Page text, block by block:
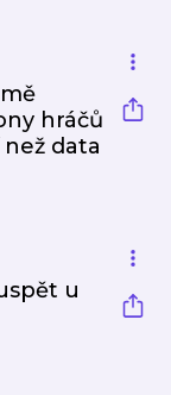
hráčů
data
u